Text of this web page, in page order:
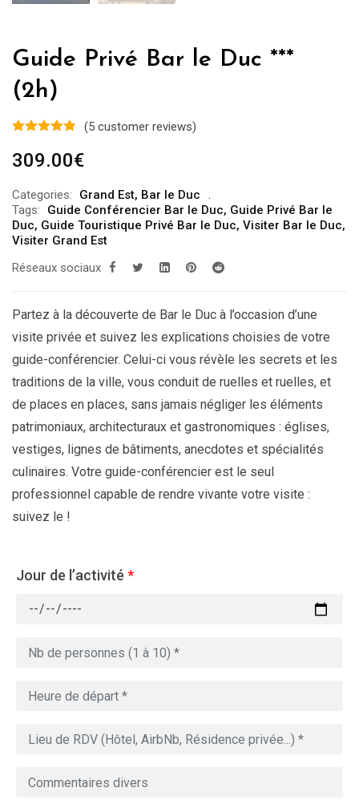
Guide Privé Bar le Duc ***
(2h)
(5 customer reviews)
309.00€
Categories: Grand Est, Bar le Duc
Tags:
Guide Conférencier Bar le Duc, Guide Privé Bar le
Duc, Guide Touristique Privé Bar le Duc, Visiter Bar le Duc,
Visiter Grand Est
Réseaux sociaux
Partez à la découverte de Bar le Duc à l’occasion d’une
visite privée et suivez les explications choisies de votre
guide-conférencier. Celui-ci vous révèle les secrets et les
traditions de la ville, vous conduit de ruelles et ruelles, et
de places en places, sans jamais négliger les éléments
patrimoniaux, architecturaux et gastronomiques : églises,
vestiges, lignes de bâtiments, anecdotes et spécialités
culinaires. Votre guide-conférencier est le seul
professionnel capable de rendre vivante votre visite :
suivez le !
Jour de l’activité *